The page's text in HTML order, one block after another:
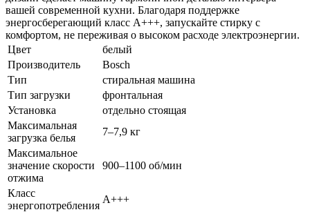
вашей современной кухни. Благодаря поддержке
энергосберегающий класс A+++, запускайте стирку с
комфортом, не переживая о высоком расходе электроэнергии.
Цвет
белый
Производитель
Bosch
Тип
стиральная машина
Тип загрузки
фронтальная
Установка
отдельно стоящая
Максимальная
загрузка белья
7–7,9 кг
Максимальное
значение скорости
отжима
900–1100 об/мин
Класс
энергопотребления
A+++